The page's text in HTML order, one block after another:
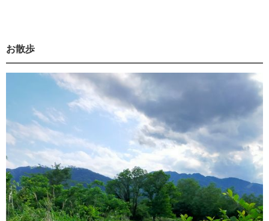
お散歩